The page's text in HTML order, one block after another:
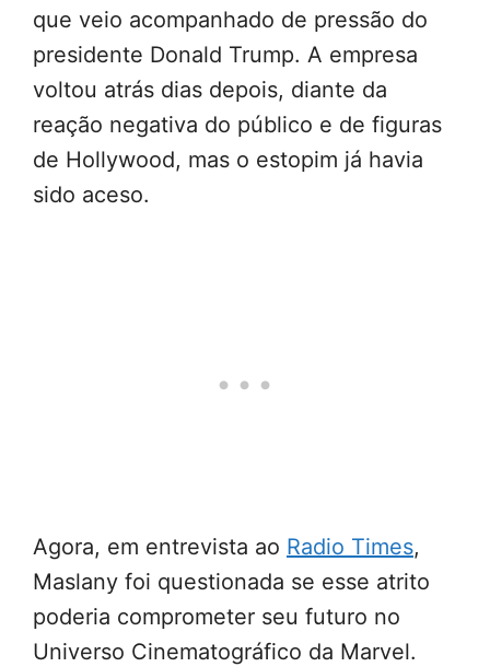
que veio acompanhado de pressão do
presidente Donald Trump. A empresa
voltou atrás dias depois, diante da
reação negativa do público e de figuras
de Hollywood, mas o estopim já havia
sido aceso.
Agora, em entrevista ao Radio Times,
Maslany foi questionada se esse atrito
poderia comprometer seu futuro no
Universo Cinematográfico da Marvel.